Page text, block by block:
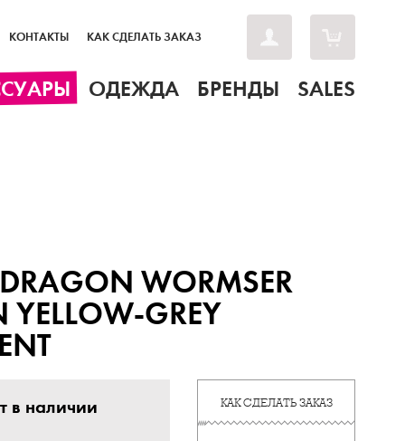
КОНТАКТЫ КАК СДЕЛАТЬ ЗАКАЗ
ОДЕЖДА БРЕНДЫ SALES
WORMSER
YELLOW-GREY
в наличии КАК СДЕЛАТЬ ЗАКАЗ